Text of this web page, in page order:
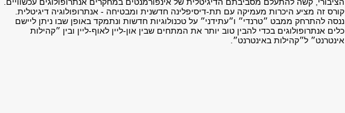
קורס זה מציע היכרות מעמיקה עם תת-דיסיפלינה חדשנית ומבטיחה - אנתרופולוגיה דיגיטלית.
ננסה להתרחק ממבט ״טרנדי״ ו״עתידני״ על טכנולוגיות חדשות ונתמקד באופן שבו ניתן ליישם
כלים אנתרופולוגים בכדי להבין טוב יותר את המתחים שבין און-ליין לאוף-ליין ובין ״קהילות
אינטרנט״ ל״קהילות באינטרנט״.